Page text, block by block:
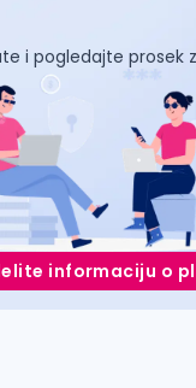
i pogledajte prosek
informaciju o